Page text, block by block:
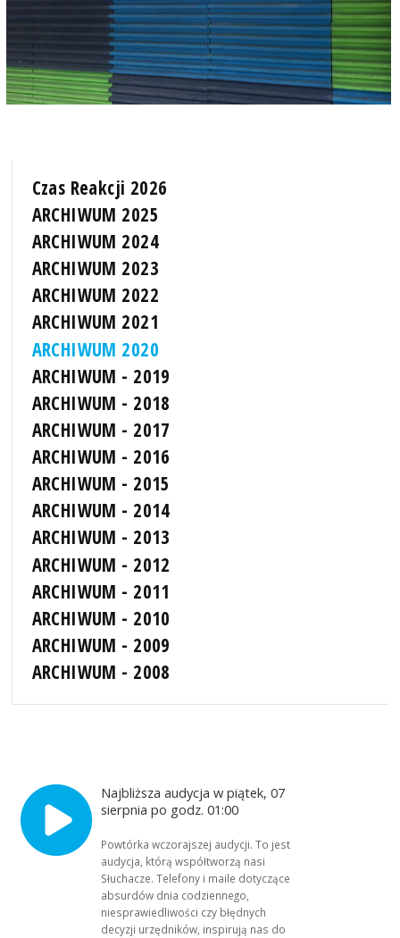
Czas Reakcji 2026
ARCHIWUM 2025
ARCHIWUM 2024
ARCHIWUM 2023
ARCHIWUM 2022
ARCHIWUM 2021
ARCHIWUM 2020
ARCHIWUM - 2019
ARCHIWUM - 2018
ARCHIWUM - 2017
ARCHIWUM - 2016
ARCHIWUM - 2015
ARCHIWUM - 2014
ARCHIWUM - 2013
ARCHIWUM - 2012
ARCHIWUM - 2011
ARCHIWUM - 2010
ARCHIWUM - 2009
ARCHIWUM - 2008
Najbliższa audycja w piątek, 07
sierpnia po godz. 01:00
Powtórka wczorajszej audycji. To jest
audycja, którą współtworzą nasi
Słuchacze. Telefony i maile dotyczące
absurdów dnia codziennego,
niesprawiedliwości czy błędnych
decyzji urzędników, inspirują nas do